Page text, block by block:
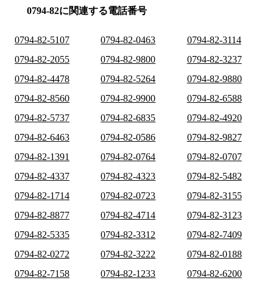
0794-82に関連する電話番号
0794-82-5107 0794-82-0463
0794-82-3114
0794-82-2055
0794-82-9800
0794-82-3237
0794-82-4478
0794-82-5264
0794-82-9880
0794-82-8560
0794-82-9900
0794-82-6588
0794-82-5737
0794-82-6835
0794-82-4920
0794-82-6463
0794-82-0586
0794-82-9827
0794-82-1391
0794-82-0764
0794-82-0707
0794-82-4337
0794-82-4323
0794-82-5482
0794-82-1714
0794-82-0723
0794-82-3155
0794-82-8877
0794-82-4714
0794-82-3123
0794-82-5335
0794-82-3312
0794-82-7409
0794-82-0272
0794-82-3222
0794-82-0188
0794-82-7158
0794-82-1233
0794-82-6200